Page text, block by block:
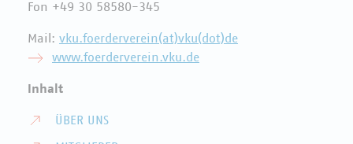
Fon +49 30 58580-345
Mail: vku.foerderverein(at)vku(dot)de
www.foerderverein.vku.de
Inhalt
ÜBER UNS